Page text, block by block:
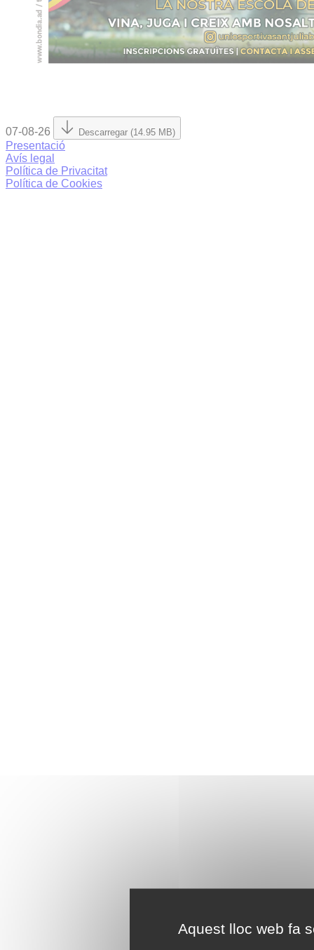
Aquest lloc web fa
07-08-26 Descarregar (14.95 MB)
Presentació
Avís legal
Política de Privacitat
Política de Cookies